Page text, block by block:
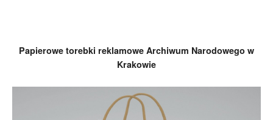
Papierowe torebki reklamowe Archiwum Narodowego w
Krakowie